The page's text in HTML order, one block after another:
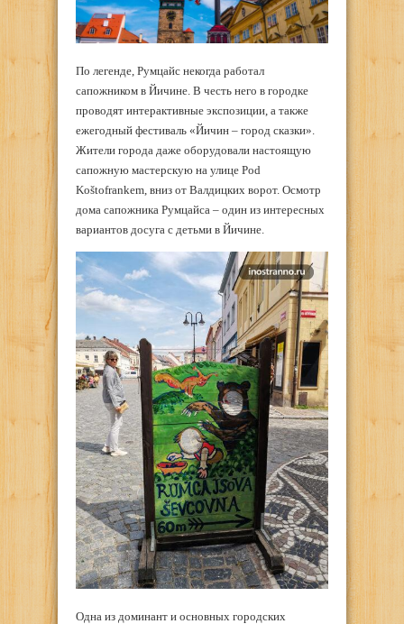
По легенде, Румцайс некогда работал
сапожником в Йичине. В честь него в городке
проводят интерактивные экспозиции, а также
ежегодный фестиваль «Йичин – город сказки».
Жители города даже оборудовали настоящую
сапожную мастерскую на улице Pod
Koštofrankem, вниз от Валдицких ворот. Осмотр
дома сапожника Румцайса – один из интересных
вариантов досуга с детьми в Йичине.
Одна из доминант и основных городских